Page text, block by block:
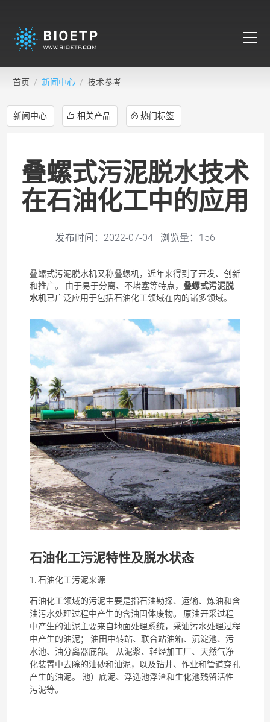
首页 新闻中心 技术参考
新闻中心 相关产品 热门标签
叠螺式污泥脱水技术
在石油化工中的应用
发布时间：2022-07-04 浏览量： 156
叠螺式污泥脱水机又称叠螺机，近年来得到了开发、创新
和推广。 由于易于分离、不堵塞等特点， 叠螺式污泥脱
水机已广泛应用于包括石油化工领域在内的诸多领域。
石油化工污泥特性及脱水状态
1. 石油化工污泥来源
石油化工领域的污泥主要是指石油勘探、运输、炼油和含
油污水处理过程中产生的含油固体废物。 原油开采过程
中产生的油泥主要来自地面处理系统，采油污水处理过程
中产生的油泥； 油田中转站、联合站油箱、沉淀池、污
水池、油分离器底部。 从泥浆、轻烃加工厂、天然气净
化装置中去除的油砂和油泥，以及钻井、作业和管道穿孔
产生的油泥。 池）底泥、浮选池浮渣和生化池残留活性
污泥等。